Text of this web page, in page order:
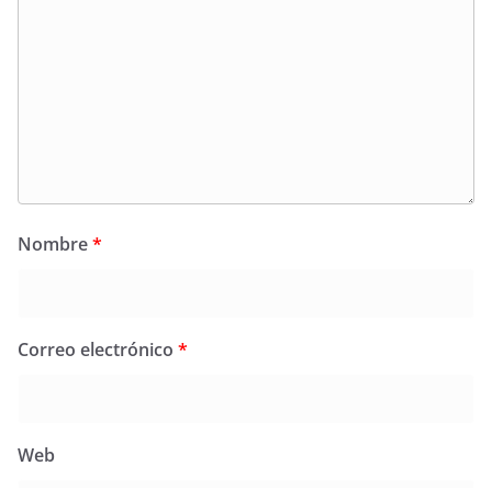
Nombre*
Correo electrónico *
Web